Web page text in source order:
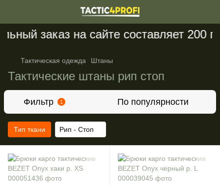
заказ на сайте составляет 200 грн
Тактическая одежда Штаны
Тактические штаны рип стоп
Фильтр 1 По популярности
Тип ткани Рип - Стоп